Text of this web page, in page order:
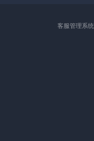
客服管理系统